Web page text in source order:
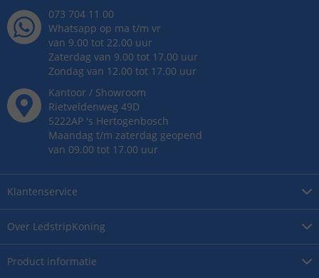
Over LedstripKoning
Product informatie
Klantenservice
073 704 11 00
Whatsapp op ma t/m vr
van 9.00 tot 22.00 uur
Zaterdag van 9.00 tot 17.00 uur
Zondag van 12.00 tot 17.00 uur
Kantoor / Showroom
Rietveldenweg 49D
5222AP 's Hertogenbosch
Maandag t/m zaterdag geopend
van 09.00 tot 17.00 uur